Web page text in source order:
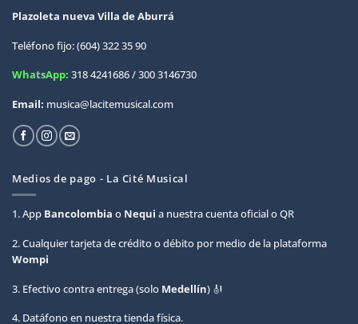
Plazoleta nueva Villa deAburrá
Teléfono fijo: (604) 322 35 90
WhatsApp: 318 4241686 / 300 3146730
Email: musica@lacitemusical.com
Medios de pago - La Cité Musical
1. App Bancolombia o Nequi a nuestra cuenta oficial o QR
2. Cualquier tarjeta de crédito o débito por medio de la plataforma
Wompi
3. Efectivo contra entrega (solo Medellín) 🎻
4. Datáfono en nuestra tienda física.